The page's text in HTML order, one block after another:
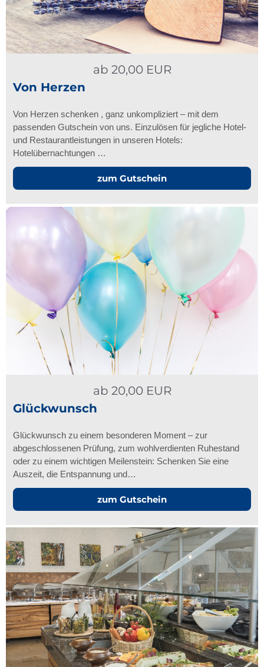
ab 20,00EUR
Von Herzen
Von Herzen schenken , ganz unkompliziert – mit dem
passenden Gutschein von uns. Einzulösen für jegliche Hotel-
und Restaurantleistungen in unseren Hotels:
Hotelübernachtungen …
zum Gutschein
ab 20,00EUR
Glückwunsch
Glückwunsch zu einem besonderen Moment – zur
abgeschlossenen Prüfung, zum wohlverdienten Ruhestand
oder zu einem wichtigen Meilenstein: Schenken Sie eine
Auszeit, die Entspannung und…
zum Gutschein